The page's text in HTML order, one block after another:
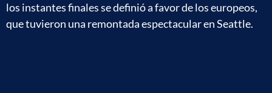
los instantes finales se definió a favor de los europeos,
que tuvieron una remontada espectacular en Seattle.